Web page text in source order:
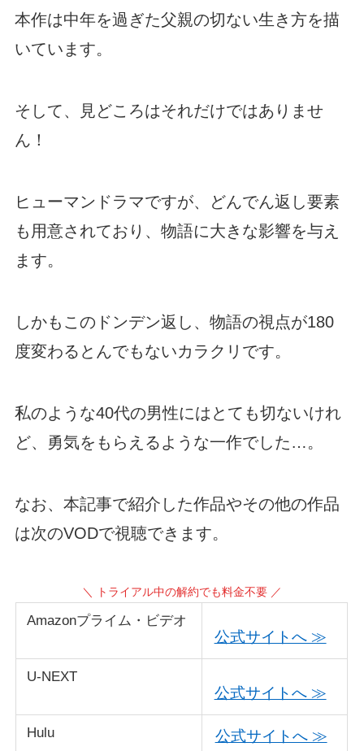
本作は中年を過ぎた父親の切ない生き方を描
いています。
そして、見どころはそれだけではありませ
ん！
ヒューマンドラマですが、どんでん返し要素
も用意されており、物語に大きな影響を与え
ます。
しかもこのドンデン返し、物語の視点が180
度変わるとんでもないカラクリです。
私のような40代の男性にはとても切ないけれ
ど、勇気をもらえるような一作でした…。
なお、本記事で紹介した作品やその他の作品
は次のVODで視聴できます。
＼ トライアル中の解約でも料金不要 ／
Amazonプライム・ビデオ
公式サイトへ ≫
U-NEXT
公式サイトへ ≫
Hulu 公式サイトへ ≫